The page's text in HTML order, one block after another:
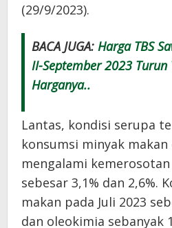
(29/9/2023).
BACA JUGA: Harga TBS
II-September 2023 Turun
Harganya..
Lantas, kondisi serupa
konsumsi minyak
mengalami
sebesar 3,1% dan 2,6%.
makan pada Juli 2023
dan oleokimia sebanyak